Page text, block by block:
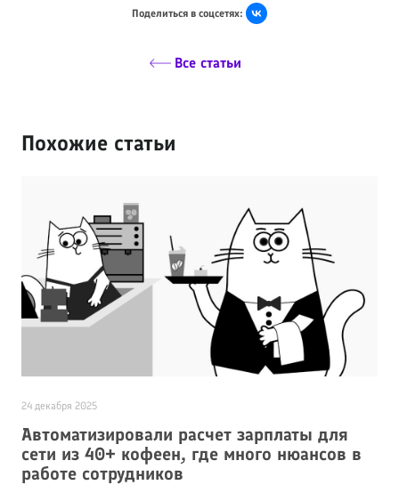
Поделиться в соцсетях:
Все статьи
Похожие статьи
24 декабря 2025
Автоматизировали расчет зарплаты для
сети из 40+ кофеен, где много нюансов в
работе сотрудников